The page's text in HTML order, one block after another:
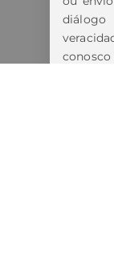
diálogo
conosco